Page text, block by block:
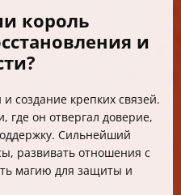
король
и
создание крепких связей.
где он отвергал доверие,
Сильнейший
развивать отношения с
магию для защиты и